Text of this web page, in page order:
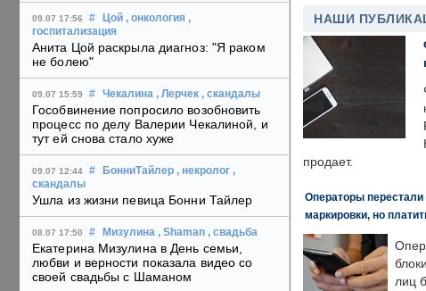
09.07 17:56 # Цой , онкология ,
госпитализация
Анита Цой раскрыла диагноз: "Я раком
не болею"
09.07 15:59 # Чекалина , Лерчек , скандалы
Гособвинение попросило возобновить
процесс по делу Валерии Чекалиной, и
тут ей снова стало хуже
09.07 12:44 # БонниТайлер , некролог ,
скандалы
Ушла из жизни певица Бонни Тайлер
08.07 17:50 # Мизулина , Shaman , свадьба
Екатерина Мизулина в День семьи,
любви и верности показала видео со
своей свадьбы с Шаманом
НАШИ
продает.
Операторы перестали
маркировки, но
лиц